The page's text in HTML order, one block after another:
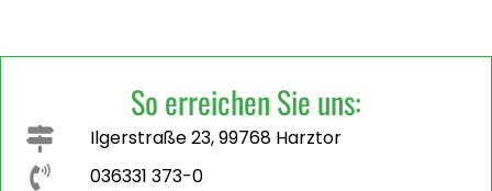
So erreichen Sie uns:
Ilgerstraße 23, 99768 Harztor
036331 373-0